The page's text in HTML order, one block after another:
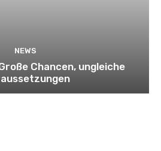
NEWS
Chancen, ungleiche